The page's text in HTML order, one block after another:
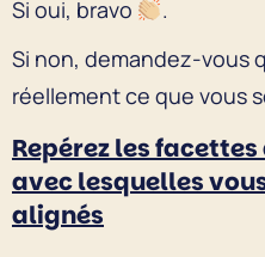
Si oui, bravo
.
Si non, demandez-vous
réellement ce que vous
Repérez les
avec lesquelles
alignés